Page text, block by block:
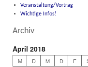
Veranstaltung/Vortrag
Wichtige Infos!
Archiv
April 2018
M D M D F